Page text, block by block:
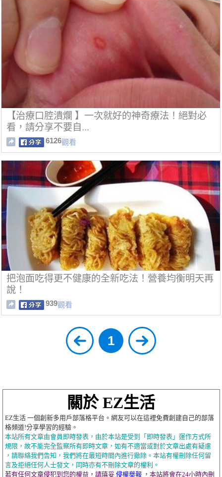
【治療口腔潰爛 】一次就好的神奇療法！絕對必
看，請分享不要自...
6126觀看
把泡面吃得更不健康的全新吃法！營養均衡明天再
說！
939觀看
1
關於 EZ生活
EZ生活 一個創新多用戶部落格平台。網友可以在這裡免費創建自己的部落
格頻道!分享學習的經驗。
本站所有文章由會員即時發表，由於本站是受到「即時發表」運作方式所
規限，故不能完全監察所有即時文章，如有不適當或對於文章出處有疑慮
，請聯絡我們告知，我們將在最短時間內進行撤除。本站有權刪除任何留
言及拒絕任何人士發文，同時亦有不刪除文章的權利。
若有任何文章侵犯到您的權益，請瑱妥 侵權舉報 ，本站將會在24小時內刪